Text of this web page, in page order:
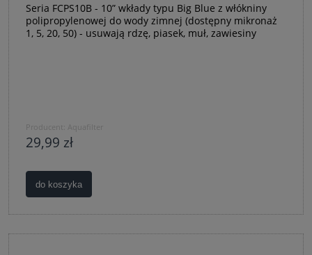
Seria FCPS10B - 10” wkłady typu Big Blue z włókniny
polipropylenowej do wody zimnej (dostępny mikronaż
1, 5, 20, 50) - usuwają rdzę, piasek, muł, zawiesiny
Producent: Aquafilter
29,99 zł
do koszyka